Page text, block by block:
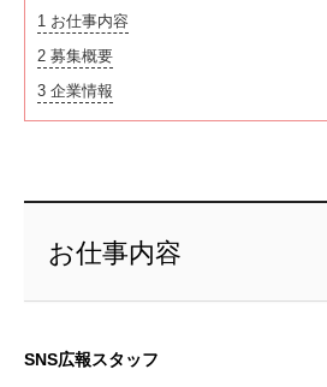
1 お仕事内容
2 募集概要
3 企業情報
お仕事内容
SNS広報スタッフ